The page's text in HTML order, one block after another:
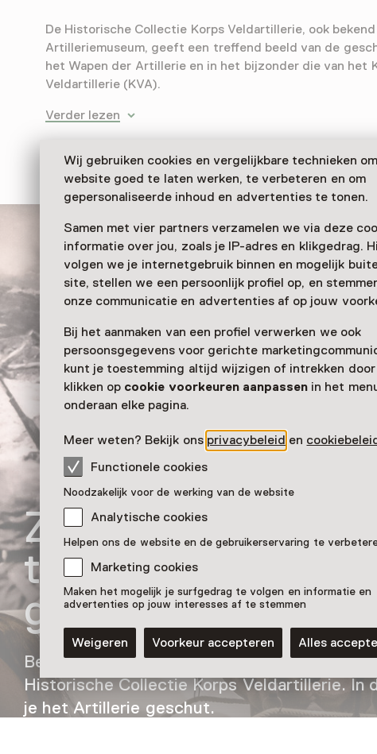
Wij gebruiken cookies en vergelijkbare technieken
website goed te laten werken, te verbeteren en om
gepersonaliseerde inhoud en advertenties te tonen.
Samen met vier partners verzamelen we via deze
informatie over jou, zoals je IP-adres en klikgedrag.
volgen we je internetgebruik binnen en mogelijk
site, stellen we een persoonlijk profiel op, en
onze communicatie en advertenties af op jouw
Bij het aanmaken van een profiel verwerken we ook
persoonsgegevens voor gerichte
kunt je toestemming altijd wijzigen of intrekken
klikken op cookie voorkeuren aanpassenin het
onderaan elke pagina.
Meer weten? Bekijk ons privacybeleid en
Functionele cookies
Noodzakelijk voor de werking van de website
Analytische cookies
Helpen ons de website en de gebruikerservaring te
Marketing cookies
Maken het mogelijk je surfgedrag te volgen en informatie en
advertenties op jouw interesses af te stemmen
Weigeren Voorkeur accepteren Alles
De Historische Collectie Korps Veldartillerie, ook
Artilleriemuseum, geeft een treffend beeld van de
het Wapen der Artillerie en in het bijzonder die van het
Veldartillerie (KVA).
Verder lezen
Zesspan met een
type 7 Veld en
geschut
Bewonder deze Zesspan met 7 Veld kanon
Historische Collectie Korps Veldartillerie. In
je het Artillerie geschut.